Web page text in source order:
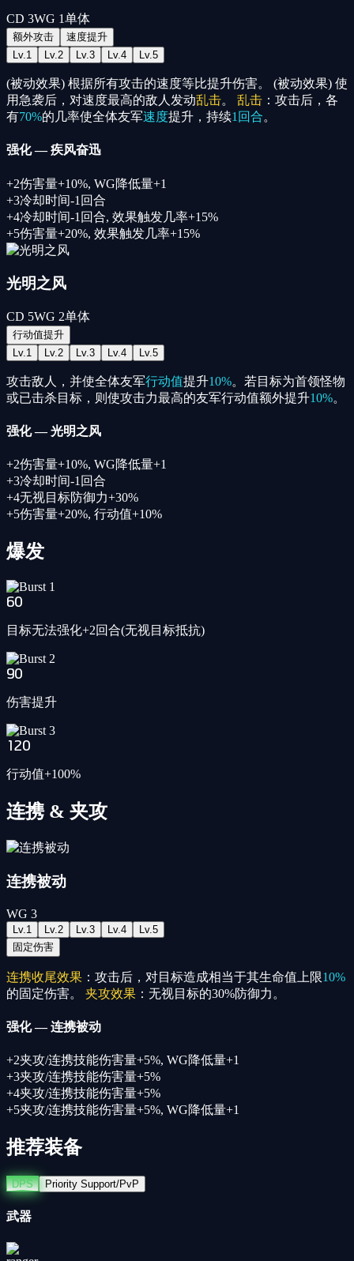
CD 3WG 1单体
额外攻击
速度提升
Lv. 1 Lv. 2 Lv. 3 Lv. 4 Lv. 5
(被动效果) 根据所有攻击的速度等比提升伤害。 (被动效果) 使
用急袭后，对速度最高的敌人发动乱击。 乱击 ：攻击后，各
有70%的几率使全体友军速度提升，持续1回合。
强化—疾风奋迅
+2伤害量+10%, WG降低量+1
+3冷却时间-1回合
+4冷却时间-1回合, 效果触发几率+15%
+5伤害量+20%, 效果触发几率+15%
光明之风
CD 5WG 2单体
行动值提升
Lv. 1 Lv. 2 Lv. 3 Lv. 4 Lv. 5
攻击敌人，并使全体友军行动值提升10%。若目标为首领怪物
或已击杀目标，则使攻击力最高的友军行动值额外提升10%。
强化—光明之风
+2伤害量+10%, WG降低量+1
+3冷却时间-1回合
+4无视目标防御力+30%
+5伤害量+20%, 行动值+10%
爆发
60
目标无法强化+2回合(无视目标抵抗)
90
伤害提升
120
行动值+100%
连携 & 夹攻
连携被动
WG 3
Lv. 1 Lv. 2 Lv. 3 Lv. 4 Lv. 5
固定伤害
连携收尾效果 ：攻击后，对目标造成相当于其生命值上限10%
的固定伤害。 夹攻效果 ：无视目标的30%防御力。
强化—连携被动
+2夹攻/连携技能伤害量+5%, WG降低量+1
+3夹攻/连携技能伤害量+5%
+4夹攻/连携技能伤害量+5%
+5夹攻/连携技能伤害量+5%, WG降低量+1
推荐装备
DPS Priority Support/PvP
武器